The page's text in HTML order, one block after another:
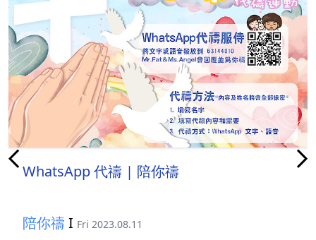
WhatsApp 代禱 | 陪你禱
陪你禱 I Fri 2023.08.11